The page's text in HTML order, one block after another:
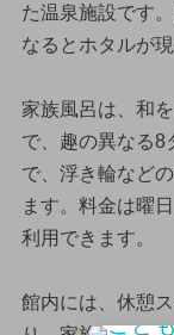
た温泉施設です
なるとホタルが
家族風呂は、和
で、趣の異なる8
で、浮き輪など
ます。料金は曜
利用できます。
館内には、休憩